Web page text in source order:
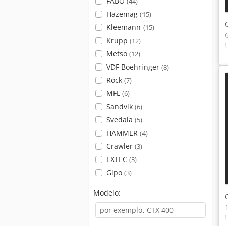
Hazemag (15)
Kleemann (15)
Krupp (12)
Metso (12)
VDF Boehringer (8)
Rock (7)
MFL (6)
Sandvik (6)
Svedala (5)
HAMMER (4)
Crawler (3)
EXTEC (3)
Gipo (3)
Modelo: